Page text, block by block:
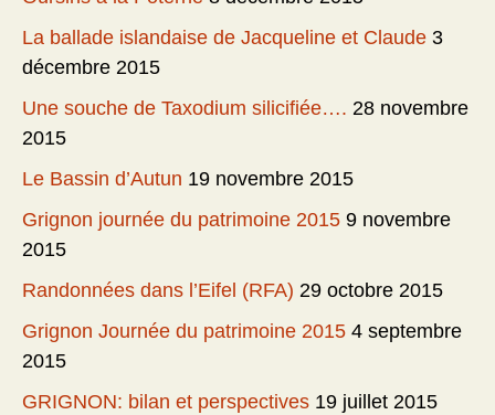
La ballade islandaise de Jacqueline et Claude 3
décembre 2015
Une souche de Taxodium silicifiée…. 28 novembre
2015
Le Bassin d’Autun 19 novembre 2015
Grignon journée du patrimoine 2015 9 novembre
2015
Randonnées dans l’Eifel (RFA) 29 octobre 2015
Grignon Journée du patrimoine 2015 4 septembre
2015
GRIGNON: bilan et perspectives 19 juillet 2015